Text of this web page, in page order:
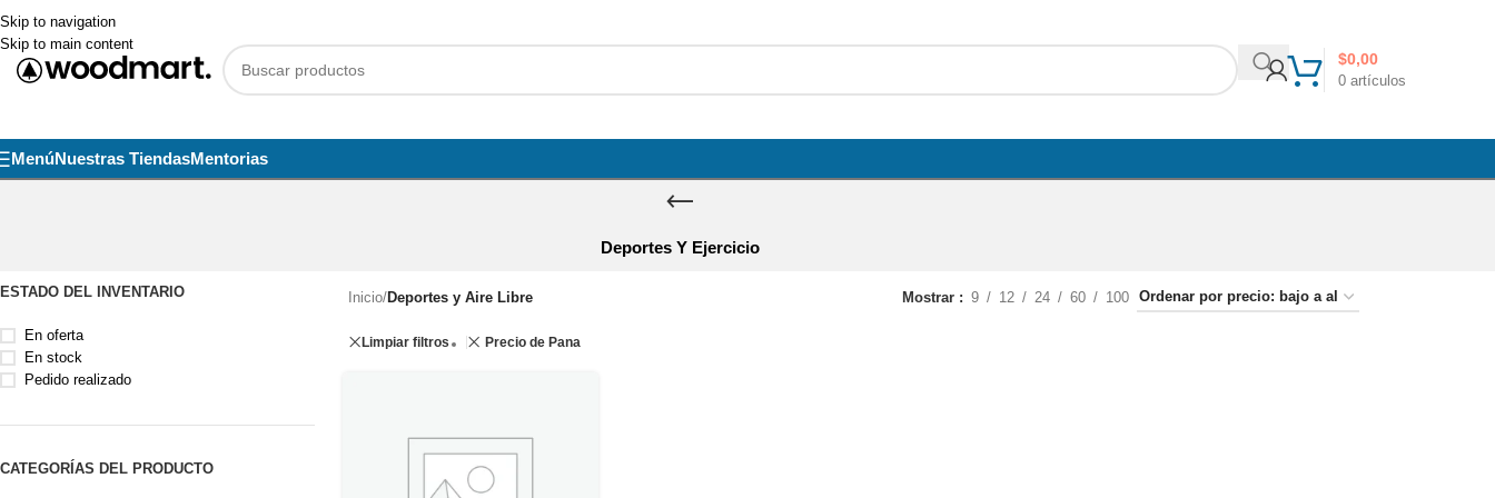
Skip to navigation
Skip to main content
0artículos
$0,00
MenúNuestras TiendasMentorias
Deportes Y Ejercicio
ESTADO DEL INVENTARIO
En oferta
En stock
Pedido realizado
CATEGORÍAS DEL PRODUCTO
Inicio/Deportes y Aire Libre Mostrar 9 12 24 60 100
Limpiar filtros Precio de Pana